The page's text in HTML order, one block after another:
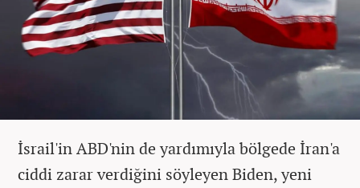
İsrail'in ABD'nin de yardımıyla bölgede İran'a
ciddi zarar verdiğini söyleyen Biden, yeni